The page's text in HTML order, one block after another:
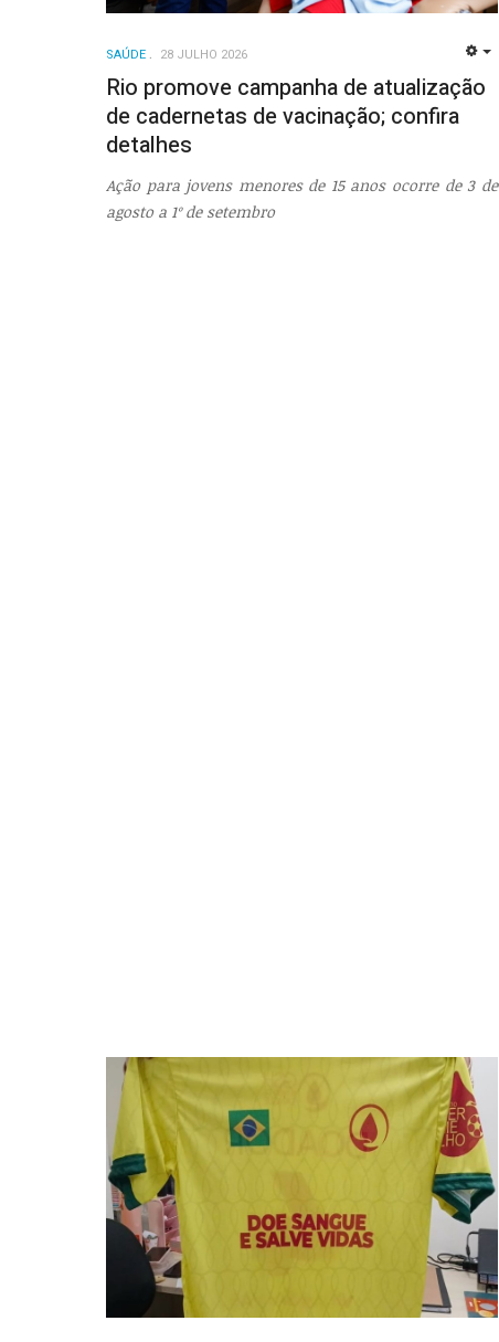
SAÚDE 28 JULHO 2026
Rio promove campanha de atualização
de cadernetas de vacinação; confira
detalhes
Ação para jovens menores de 15 anos ocorre de 3 de
agosto a 1º de setembro